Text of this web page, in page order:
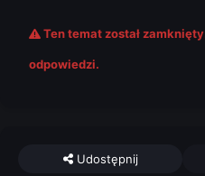
Ten temat został
odpowiedzi.
Udostępnij